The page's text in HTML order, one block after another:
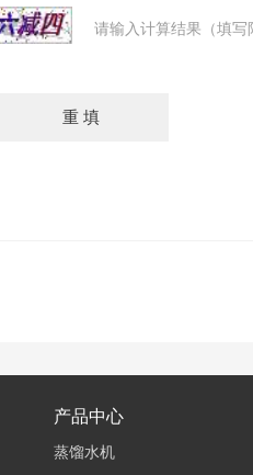
请输入计算结果（填
产品中心
蒸馏水机